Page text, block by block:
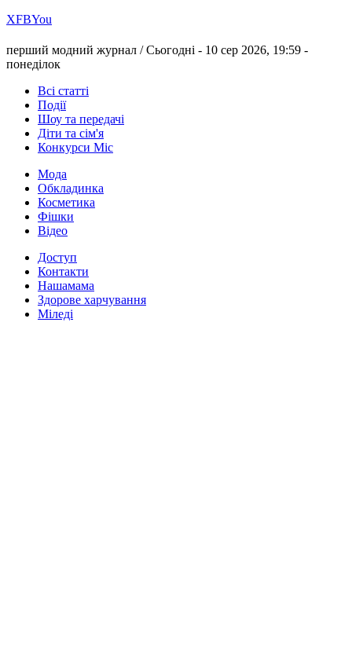
ХFBYou
перший модний журнал /Сьогодні - 10 сер 2026, 19:59 -
понеділок
Всі статті
Події
Шоу та передачі
Діти та сім'я
Конкурси Міс
Мода
Обкладинка
Косметика
Фішки
Відео
Доступ
Контакти
Нашамама
Здорове харчування
Міледі